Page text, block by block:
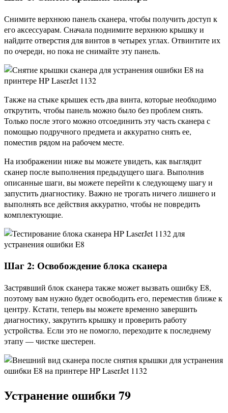
Снимите верхнюю панель сканера, чтобы получить доступ к
его аксессуарам. Сначала поднимите верхнюю крышку и
найдите отверстия для винтов в четырех углах. Отвинтите их
по очереди, но пока не снимайте эту панель.
Также на стыке крышек есть два винта, которые необходимо
открутить, чтобы панель можно было без проблем снять.
Только после этого можно отсоединить эту часть сканера с
помощью подручного предмета и аккуратно снять ее,
поместив рядом на рабочем месте.
На изображении ниже вы можете увидеть, как выглядит
сканер после выполнения предыдущего шага. Выполнив
описанные шаги, вы можете перейти к следующему шагу и
запустить диагностику. Важно не трогать ничего лишнего и
выполнять все действия аккуратно, чтобы не повредить
комплектующие.
Шаг 2: Освобождение блока сканера
Застрявший блок сканера также может вызвать ошибку E8,
поэтому вам нужно будет освободить его, переместив ближе к
центру. Кстати, теперь вы можете временно завершить
диагностику, закрутить крышку и проверить работу
устройства. Если это не помогло, переходите к последнему
этапу — чистке шестерен.
Устранение ошибки 79